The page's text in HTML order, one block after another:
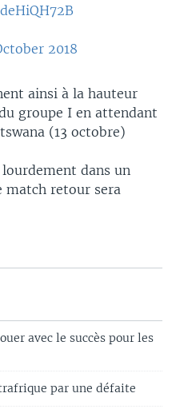
2018
ainsi à la hauteur
groupe I en attendant
(13 octobre)
dans un
match retour sera
avec le succès pour les
par une défaite